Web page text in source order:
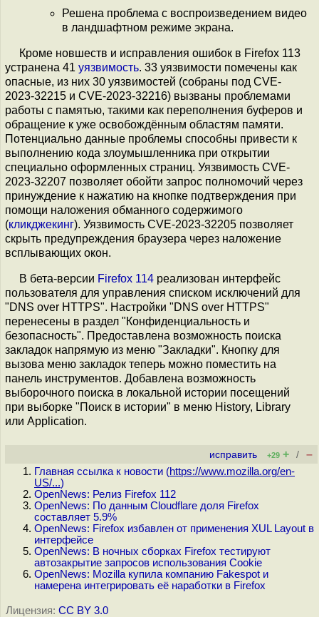
Решена проблема с воспроизведением видео
в ландшафтном режиме экрана.
Кроме новшеств и исправления ошибок в Firefox 113
устранена 41 уязвимость. 33 уязвимости помечены как
опасные, из них 30 уязвимостей (собраны под CVE-
2023-32215 и CVE-2023-32216) вызваны проблемами
работы с памятью, такими как переполнения буферов и
обращение к уже освобождённым областям памяти.
Потенциально данные проблемы способны привести к
выполнению кода злоумышленника при открытии
специально оформленных страниц. Уязвимость CVE-
2023-32207 позволяет обойти запрос полномочий через
принуждение к нажатию на кнопке подтверждения при
помощи наложения обманного содержимого
(кликджекинг). Уязвимость CVE-2023-32205 позволяет
скрыть предупреждения браузера через наложение
всплывающих окон.
В бета-версии Firefox 114 реализован интерфейс
пользователя для управления списком исключений для
"DNS over HTTPS". Настройки "DNS over HTTPS"
перенесены в раздел "Конфиденциальность и
безопасность". Предоставлена возможность поиска
закладок напрямую из меню "Закладки". Кнопку для
вызова меню закладок теперь можно поместить на
панель инструментов. Добавлена возможность
выборочного поиска в локальной истории посещений
при выборке "Поиск в истории" в меню History, Library
или Application.
исправить +29 + / –
Главная ссылка к новости (https://www.mozilla.org/en-
US/...)
OpenNews: Релиз Firefox 112
OpenNews: По данным Cloudflare доля Firefox
составляет 5.9%
OpenNews: Firefox избавлен от применения XUL Layout в
интерфейсе
OpenNews: В ночных сборках Firefox тестируют
автозакрытие запросов использования Cookie
OpenNews: Mozilla купила компанию Fakespot и
намерена интегрировать её наработки в Firefox
Лицензия: CC BY 3.0